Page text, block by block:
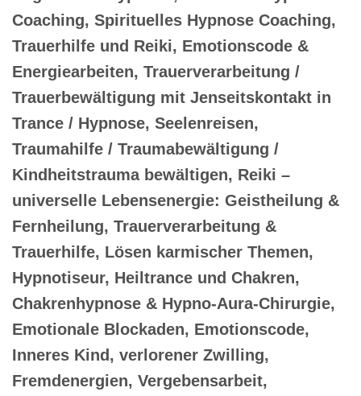
Coaching, Spirituelles Hypnose Coaching,
Trauerhilfe und Reiki, Emotionscode &
Energiearbeiten, Trauerverarbeitung /
Trauerbewältigung mit Jenseitskontakt in
Trance / Hypnose, Seelenreisen,
Traumahilfe / Traumabewältigung /
Kindheitstrauma bewältigen, Reiki –
universelle Lebensenergie: Geistheilung &
Fernheilung, Trauerverarbeitung &
Trauerhilfe, Lösen karmischer Themen,
Hypnotiseur, Heiltrance und Chakren,
Chakrenhypnose & Hypno-Aura-Chirurgie,
Emotionale Blockaden, Emotionscode,
Inneres Kind, verlorener Zwilling,
Fremdenergien, Vergebensarbeit,